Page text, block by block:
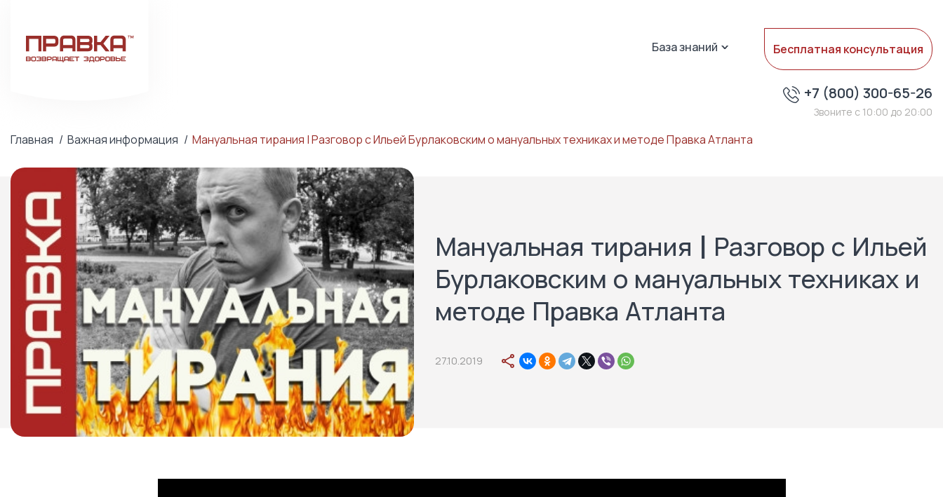
База знаний Бесплатная консультация
+7 (800) 300-65-26
Звоните с 10:00 до 20:00
Главная Важная информация Мануальная тирания | Разговор с Ильей Бурлаковским о мануальных техниках и методе Правка Атланта
Мануальная тирания | Разговор с Ильей
Бурлаковским о мануальных техниках и
методе Правка Атланта
27.10.2019